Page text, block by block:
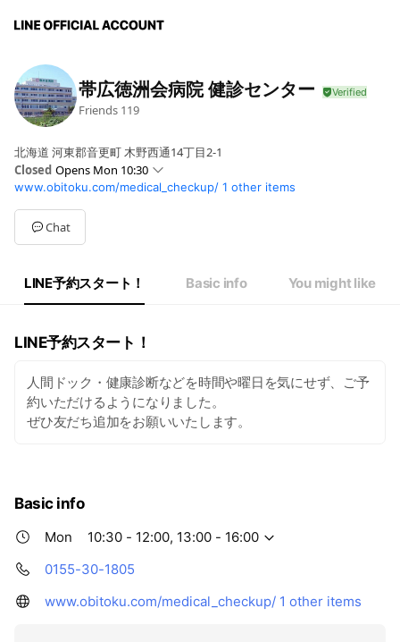
帯広徳洲会病院 健診センター
Friends 119
北海道 河東郡音更町 木野西通14丁目2-1
Closed Opens Mon 10:30
SunClosed
Mon10:30 - 12:00,13:00 - 16:00
Tue10:30 - 12:00,13:00 - 16:00
Wed10:30 - 12:00,13:00 - 16:00
Fri 10:30 - 12:00,13:00 - 16:00
SatClosed
www.obitoku.com/medical_checkup/ 1 other items
Chat
LINE予約スタート！ Basic info You might like
LINE予約スタート！
人間ドック・健康診断などを時間や曜日を気にせず、ご予
約いただけるようになりました。
ぜひ友だち追加をお願いいたします。
Basic info
Mon
10:30 - 12:00, 13:00 - 16:00
0155-30-1805
www.obitoku.com/medical_checkup/ 1 other items